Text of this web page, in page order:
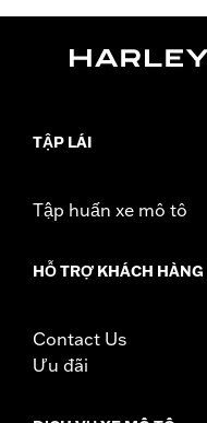
TẬP LÁI
Tập huấn xe mô tô
HỖ TRỢ KHÁCH HÀNG
Contact Us
Ưu đãi